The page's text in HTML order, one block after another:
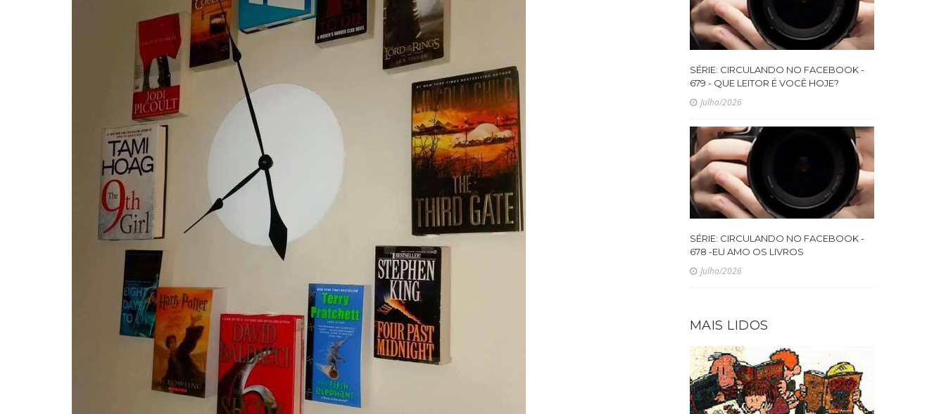
SÉRIE: CIRCULANDO NO FACEBOOK -
679 - QUE LEITOR É VOCÊ HOJE?
Julho/2026
SÉRIE: CIRCULANDO NO FACEBOOK -
678 -EU AMO OS LIVROS
Julho/2026
MAIS LIDOS